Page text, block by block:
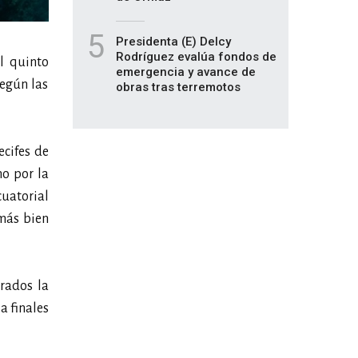
quinto
las
de
por la
bien
la
finales
5
Presidenta (E) Delcy
Rodríguez evalúa fondos de
emergencia y avance de
obras tras terremotos